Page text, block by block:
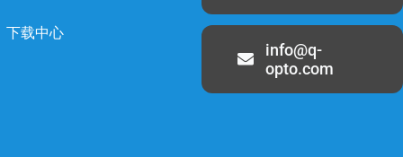
下载中心
info@q-
opto.com